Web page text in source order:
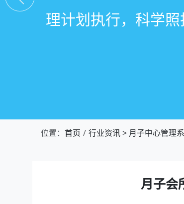
财务、营销全流程管
理计划执行，科学
度，提升入住率与
怀，提升复购与转介
位置： 首页 行业资讯> 月子中心管理
月子会